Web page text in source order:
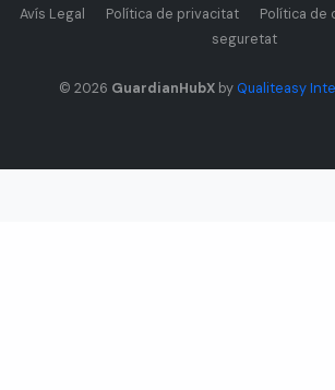
Avís Legal
Política de privacitat Política de
seguretat
© 2026 GuardianHubX by Qualiteasy